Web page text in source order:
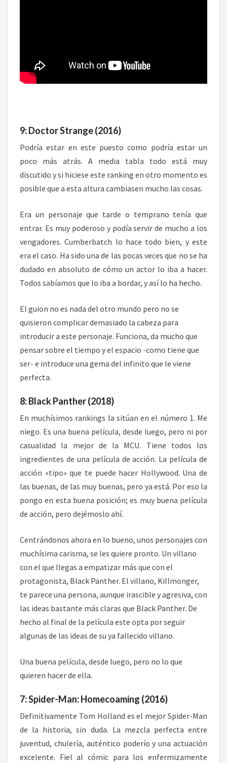
9: Doctor Strange (2016)
Podría estar en este puesto como podría estar un
poco más atrás. A media tabla todo está muy
discutido y si hiciese este ranking en otro momento es
posible que a esta altura cambiasen mucho las cosas.
Era un personaje que tarde o temprano tenía que
entrar. Es muy poderoso y podía servir de mucho a los
vengadores. Cumberbatch lo hace todo bien, y este
era el caso. Ha sido una de las pocas veces que no se ha
dudado en absoluto de cómo un actor lo iba a hacer.
Todos sabíamos que lo iba a bordar, y así lo ha hecho.
El guion no es nada del otro mundo pero no se
quisieron complicar demasiado la cabeza para
introducir a este personaje. Funciona, da mucho que
pensar sobre el tiempo y el espacio -como tiene que
ser- e introduce una gema del infinito que le viene
perfecta.
8: Black Panther (2018)
En muchísimos rankings la sitúan en el número 1. Me
niego. Es una buena película, desde luego, pero ni por
casualidad la mejor de la MCU. Tiene todos los
ingredientes de una película de acción. La película de
acción «tipo» que te puede hacer Hollywood. Una de
las buenas, de las muy buenas, pero ya está. Por eso la
pongo en esta buena posición; es muy buena película
de acción, pero dejémoslo ahí.
Centrándonos ahora en lo bueno, unos personajes con
muchísima carisma, se les quiere pronto. Un villano
con el que llegas a empatizar más que con el
protagonista, Black Panther. El villano, Killmonger,
te parece una persona, aunque irascible y agresiva, con
las ideas bastante más claras que Black Panther. De
hecho al final de la película este opta por seguir
algunas de las ideas de su ya fallecido villano.
Una buena película, desde luego, pero no lo que
quieren hacer de ella.
7: Spider-Man: Homecoaming (2016)
Definitivamente Tom Holland es el mejor Spider-Man
de la historia, sin duda. La mezcla perfecta entre
juventud, chulería, auténtico poderío y una actuación
excelente. Fiel al cómic para los enfermizamente